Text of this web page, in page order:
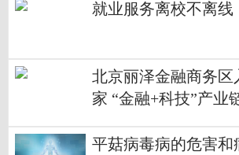
就业服务离校不离线
北京丽泽金融商务区
家 “金融+科技”产业
平菇病毒病的危害和